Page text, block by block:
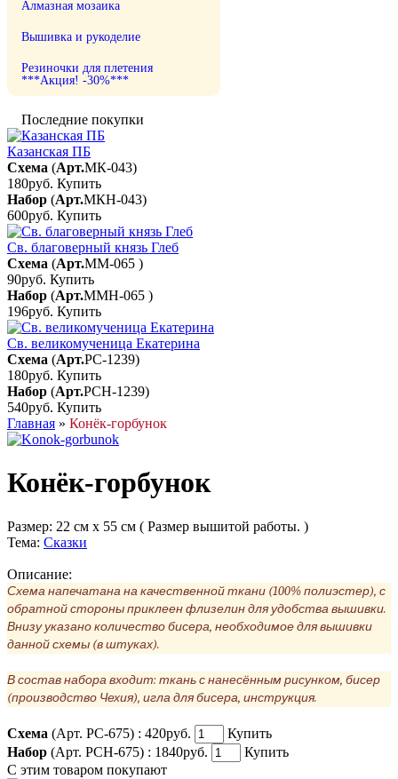
Алмазная мозаика
Вышивка и рукоделие
Резиночки для плетения
***Акция! -30%***
Последние покупки
Казанская ПБ
Схема (Арт.МК-043)
180руб. Купить
Набор (Арт.МКН-043)
600руб. Купить
Св. благоверный князь Глеб
Схема (Арт.ММ-065 )
90руб. Купить
Набор (Арт.ММН-065 )
196руб. Купить
Св. великомученица Екатерина
Схема (Арт.РС-1239)
180руб. Купить
Набор (Арт.РСН-1239)
540руб. Купить
Главная » Конёк-горбунок
Конёк-горбунок
Размер: 22 см x 55 см ( Размер вышитой работы. )
Тема: Сказки
Описание:
Схема напечатана на качественной ткани (100% полиэстер), с
обратной стороны приклеен флизелин для удобства вышивки.
Внизу указано количество бисера, необходимое для вышивки
данной схемы (в штуках).
В состав набора входит: ткань с нанесённым рисунком, бисер
(производство Чехия), игла для бисера, инструкция.
Схема (Арт. РС-675) : 420руб.
Купить
Набор (Арт. РСН-675) : 1840руб.
Купить
С этим товаром покупают